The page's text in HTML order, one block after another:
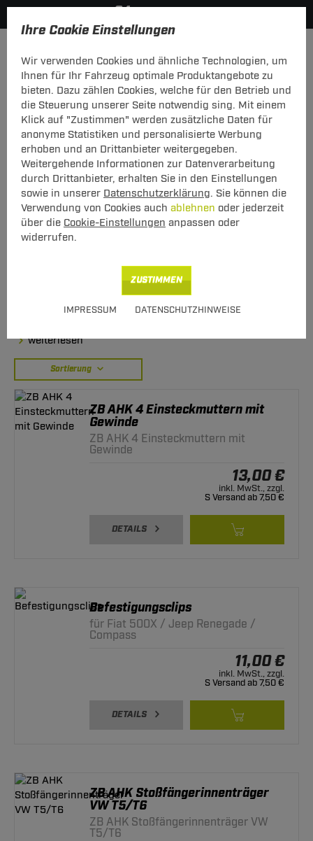
Ihre Cookie Einstellungen
Wir verwenden Cookies und ähnliche Technologien, um
Ihnen für Ihr Fahrzeug optimale Produktangebote zu
bieten. Dazu zählen Cookies, welche für den Betrieb und
die Steuerung unserer Seite notwendig sing. Mit einem
Klick auf "Zustimmen" werden zusätzliche Daten für
anonyme Statistiken und personalisierte Werbung
erhoben und an Drittanbieter weitergegeben.
Weitergehende Informationen zur Datenverarbeitung
durch Drittanbieter, erhalten Sie in den Einstellungen
sowie in unserer Datenschutzerklärung. Sie können die
Verwendung von Cookies auch ablehnen oder jederzeit
über die Cookie-Einstellungen anpassen oder
widerrufen.
IMPRESSUM DATENSCHUTZHINWEISE
ZUSTIMMEN
KATEGORIEN
Anhänger Zubehör
Anhänger-Zubehör bei Transportsysteme24
Wer Pkw-Anhänger-Ersatzteile braucht, aber nicht weiß, welche die
richtigen für den eigenen Wagen sind, der ist bei Transportsysteme24
genau richtig: Dank unserer praktischen Suchmaschine auf der
Startseitewird Anwendern vorm Kauf nur passendes Kfz-Zubehörfür
das jeweilige Fahrzeug angezeigt: In einem ersten Schritt gibt der
Nutzer seine Pkw-Daten ein (Marke, Modell, Baujahr). Im Anschluss
Transportsysteme24 bietet eine große Auswahl an Zubehör für Pkw-
Anhänger – vom Stützrad bis zur Zugkugelkupplung. Das Anhänger-
Zubehör kann einfach online bestellt werden. Wir verschicken es über
weiterlesen
Sortierung
ZB AHK 4 Einsteckmuttern mit
Gewinde
ZB AHK 4 Einsteckmuttern mit
Gewinde
13,00 €
inkl. MwSt., zzgl.
S Versand ab 7,50 €
DETAILS
Befestigungsclips
für Fiat 500X / Jeep Renegade /
Compass
11,00 €
inkl. MwSt., zzgl.
S Versand ab 7,50 €
DETAILS
ZB AHK Stoßfängerinnenträger
VW T5/T6
ZB AHK Stoßfängerinnenträger VW
T5/T6